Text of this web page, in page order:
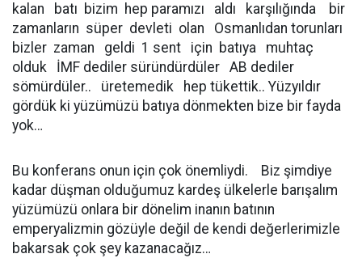
kalan batı bizim hep paramızı aldı karşılığında bir
zamanların süper devleti olan Osmanlıdan torunları
bizler zaman geldi 1 sent için batıya muhtaç
olduk İMF dediler süründürdüler AB dediler
sömürdüler.. üretemedik hep tükettik.. Yüzyıldır
gördük ki yüzümüzü batıya dönmekten bize bir fayda
yok…
Bu konferans onun için çok önemliydi. Biz şimdiye
kadar düşman olduğumuz kardeş ülkelerle barışalım
yüzümüzü onlara bir dönelim inanın batının
emperyalizmin gözüyle değil de kendi değerlerimizle
bakarsak çok şey kazanacağız…